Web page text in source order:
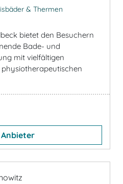
& Thermen
bietet den Besuchern
Bade- und
mit vielfältigen